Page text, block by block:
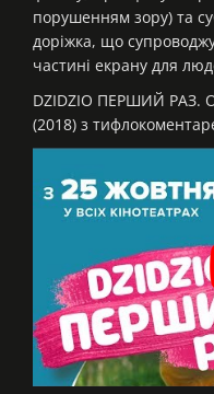
порушенням зору) та
доріжка, що
частині екрану для
DZIDZIO ПЕРШИЙ РАЗ.
(2018) з